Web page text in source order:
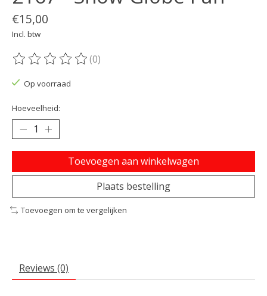
€15,00
Incl. btw
De beoordeling van dit product is
(0)
Op voorraad
Hoeveelheid:
Toevoegen aan winkelwagen
Plaats bestelling
Toevoegen om te vergelijken
Reviews (0)